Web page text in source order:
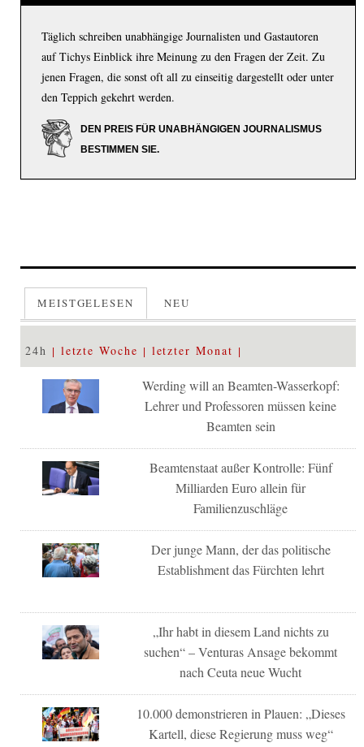
Täglich schreiben unabhängige Journalisten und Gastautoren
auf Tichys Einblick ihre Meinung zu den Fragen der Zeit. Zu
jenen Fragen, die sonst oft all zu einseitig dargestellt oder unter
den Teppich gekehrt werden.
DEN PREIS FÜR UNABHÄNGIGEN JOURNALISMUS
BESTIMMEN SIE.
MEISTGELESEN NEU
24h letzte Woche letzter Monat
Werding will an Beamten-Wasserkopf:
Lehrer und Professoren müssen keine
Beamten sein
Beamtenstaat außer Kontrolle: Fünf
Milliarden Euro allein für
Familienzuschläge
Der junge Mann, der das politische
Establishment das Fürchten lehrt
„Ihr habt in diesem Land nichts zu
suchen“ – Venturas Ansage bekommt
nach Ceuta neue Wucht
10.000 demonstrieren in Plauen: „Dieses
Kartell, diese Regierung muss weg“